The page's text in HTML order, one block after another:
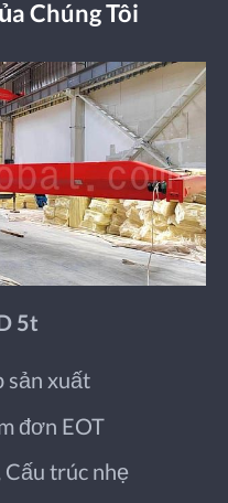
Chúng Tôi
5t
sản xuất
đơn EOT
trúc nhẹ